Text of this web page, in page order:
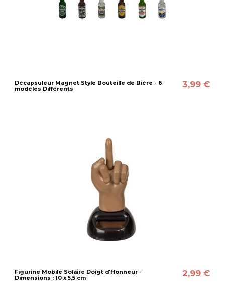
Décapsuleur Magnet Style Bouteille de Bière - 6
modèles Différents
3,99 €
Figurine Mobile Solaire Doigt d'Honneur -
Dimensions : 10 x 5,5 cm
2,99 €